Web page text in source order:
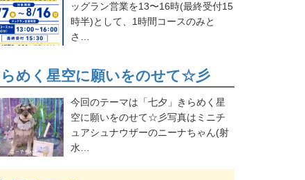
ッグラン営業を13〜16時(最終受付15
時半)として、1時間コースのみと
さ…
めく星空に願いをのせて☆彡
今回のテーマは「七夕」きらめく星
空に願いをのせて☆彡写真はミニチ
ュアシュナウザーのニーナちゃん(射
水…